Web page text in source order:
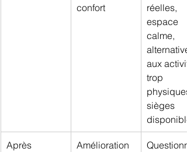
confort
réelles,
espace
calme,
aux
trop
sièges
Après
Amélioration